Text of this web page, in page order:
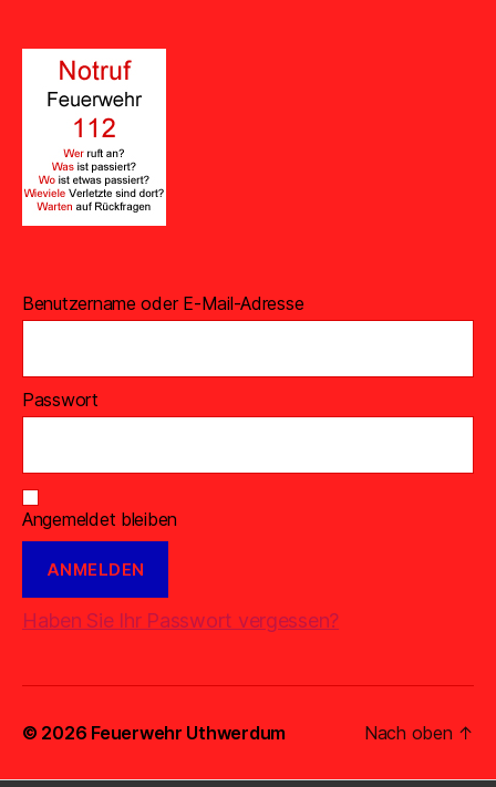
Benutzername oder E-Mail-Adresse
Passwort
Angemeldet bleiben
Haben Sie Ihr Passwort vergessen?
© 2026 Feuerwehr Uthwerdum Nach oben ↑